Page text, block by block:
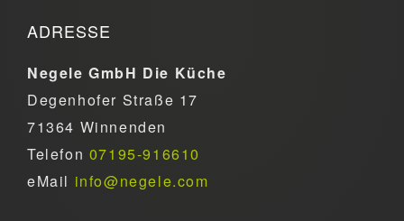
ADRESSE
Negele GmbH Die Küche
Degenhofer Straße 17
71364 Winnenden
Telefon 07195-916610
eMail info@negele.com